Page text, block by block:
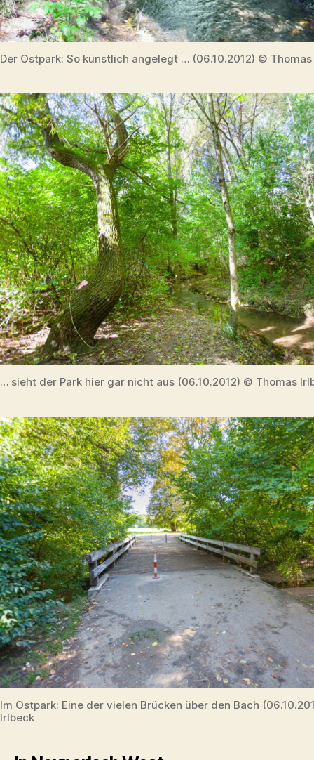
Der Ostpark: So künstlich angelegt … (06.10.2012) ©
… sieht der Park hier gar nicht aus (06.10.2012) © Thomas
Im Ostpark: Eine der vielen Brücken über den Bach
Irlbeck